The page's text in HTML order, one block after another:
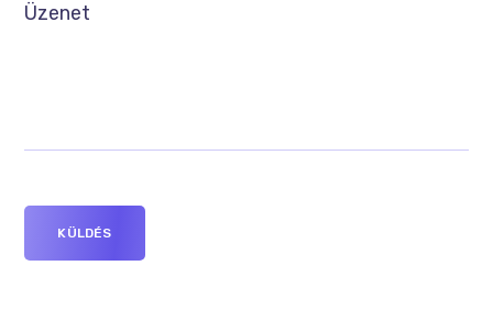
Üzenet